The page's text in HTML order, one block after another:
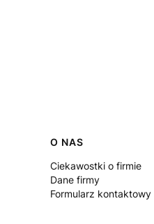
Linki w stopce
O NAS
Ciekawostki o firmie
Dane firmy
Formularz kontaktowy